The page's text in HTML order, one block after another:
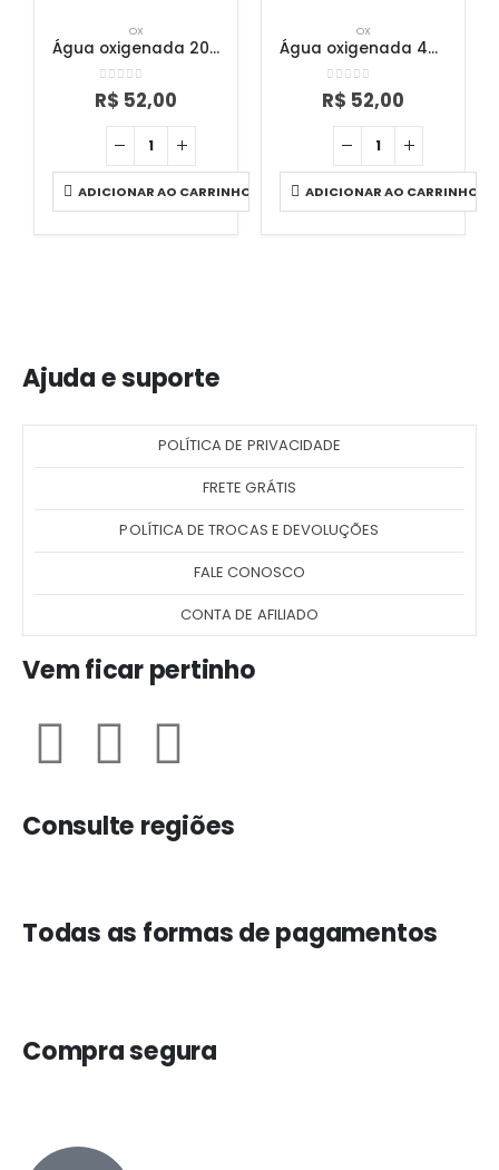
OX
Água oxigenada 20 volumes 900ml
0 out of 5
R$ 52,00
ADICIONAR AO CARRINHO
OX
Água oxigenada 40 volumes 900ml
0 out of 5
R$ 52,00
ADICIONAR AO CARRINHO
Ajuda e suporte
POLÍTICA DE PRIVACIDADE
FRETE GRÁTIS
POLÍTICA DE TROCAS E DEVOLUÇÕES
FALE CONOSCO
CONTA DE AFILIADO
Vem ficar pertinho
Consulte regiões
Todas as formas de pagamentos
Compra segura